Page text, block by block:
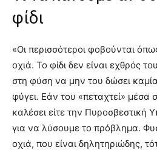
φίδι
«Οι περισσότεροι φοβούνται
οχιά. Το φίδι δεν είναι εχθρός
στη φύση να μην του δώσει
φύγει. Εάν του «πεταχτεί» μέσα
καλέσει είτε την Πυροσβεστική
για να λύσουμε το πρόβλημα.
οχιά, που είναι δηλητηριώδης,